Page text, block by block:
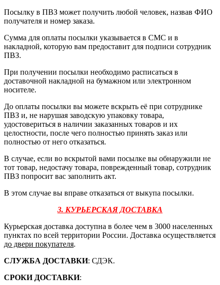
Посылку в ПВЗ может получить любой человек, назвав ФИО
получателя и номер заказа.
Сумма для оплаты посылки указывается в СМС и в
накладной, которую вам предоставит для подписи сотрудник
ПВЗ.
При получении посылки необходимо расписаться в
доставочной накладной на бумажном или электронном
носителе.
До оплаты посылки вы можете вскрыть её при сотруднике
ПВЗ и, не нарушая заводскую упаковку товара,
удостовериться в наличии заказанных товаров и их
целостности, после чего полностью принять заказ или
полностью от него отказаться.
В случае, если во вскрытой вами посылке вы обнаружили не
тот товар, недостачу товара, поврежденный товар, сотрудник
ПВЗ попросит вас заполнить акт.
В этом случае вы вправе отказаться от выкупа посылки.
3. КУРЬЕРСКАЯ ДОСТАВКА
Курьерская доставка доступна в более чем в 3000 населенных
пунктах по всей территории России. Доставка осуществляется
до двери покупателя.
СЛУЖБА ДОСТАВКИ: СДЭК.
СРОКИ ДОСТАВКИ: